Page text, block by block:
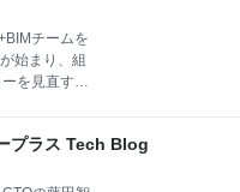
📝 この記事
か GitHub
こと やりた
足りない
か
チームを
始まり、組
を見直す機
ブランチ戦略
れば幸いで
プラス Tech Blog